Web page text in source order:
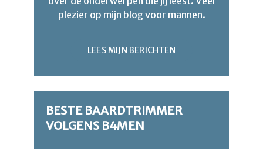
plezier op mijn blog voor mannen.
LEES MIJN BERICHTEN
BESTE BAARDTRIMMER
VOLGENS B4MEN